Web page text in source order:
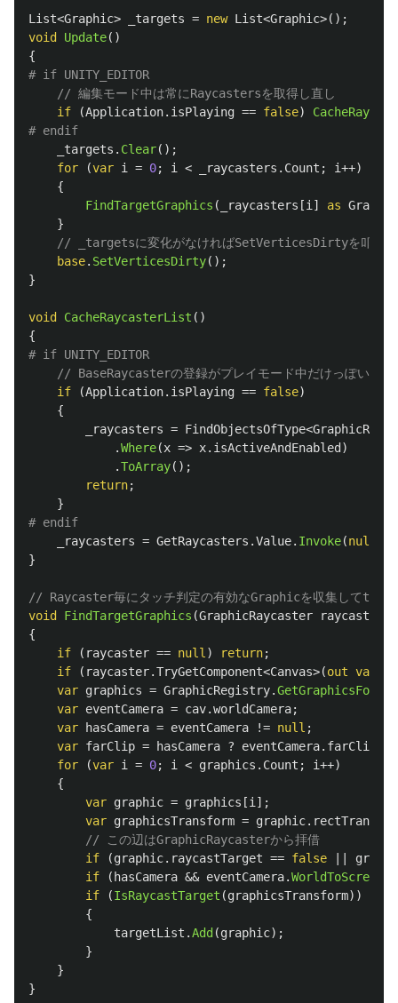
List<Graphic> _targets = new List<Graphic>();
void
Update()
{
// 編集モード中は常にRaycastersを取得し直し
if
(Application. isPlaying == false)
_targets . Clear();
for
(var i = 0; i < _raycasters . Count ; i++)
{
FindTargetGraphics ( _raycasters [i ] as
}
// _targetsに変化がなければSetVerticesDirtyを叩かな
base. SetVerticesDirty();
}
void CacheRaycasterList ()
{
// BaseRaycasterの登録がプレイモード中だけっぽい
if
(Application. isPlaying == false)
{
_raycasters = FindObjectsOfType<
.Where(x => x. isActiveAndEnabled )
.ToArray();
return;
}
_raycasters = GetRaycasters .Value. Invoke(null
}
// Raycaster毎にタッチ判定の有効なGraphicを収集して
void
FindTargetGraphics (GraphicRaycaster raycaster
{
if
( raycaster == null ) return;
if
( raycaster.TryGetComponent<Canvas>(out var
var graphics = GraphicRegistry.
var eventCamera = cav.worldCamera;
var
hasCamera = eventCamera != null ;
var farClip = hasCamera ? eventCamera.
for
(var i = 0; i < graphics . Count ; i++)
{
var graphic = graphics [i ];
var graphicsTransform = graphic.
// この辺はGraphicRaycasterから拝借
if
(graphic. raycastTarget == false
if
( hasCamera && eventCamera.
if
(IsRaycastTarget (graphicsTransform))
{
targetList .Add (graphic);
}
}
}